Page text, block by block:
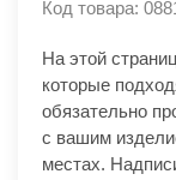
Код товара:
На этой
которые
обязательно
с вашим
местах.